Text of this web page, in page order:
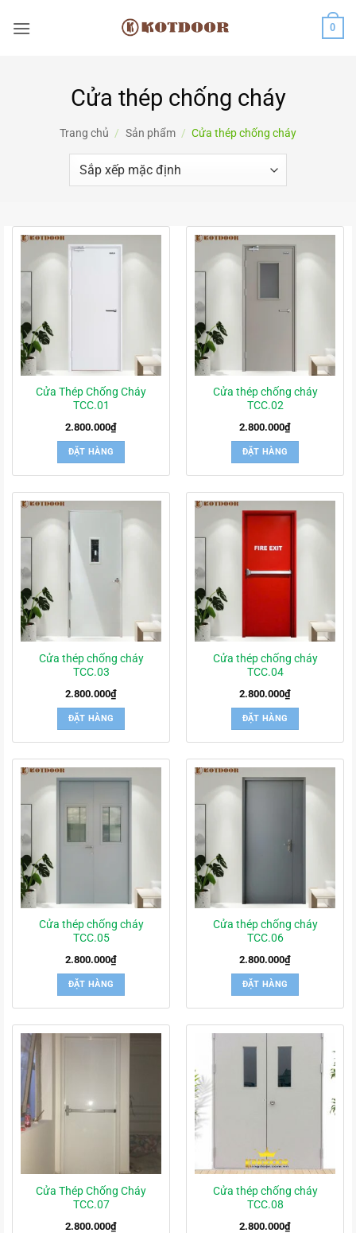
qua
0
Cửa thép chống cháy
Trang chủ / Sản phẩm / Cửa thép chống cháy
Cửa Thép Chống Cháy
TCC.01
2.800.000₫
ĐẶT HÀNG
Cửa thép chống cháy
TCC.02
2.800.000₫
ĐẶT HÀNG
Cửa thép chống cháy
TCC.03
2.800.000₫
ĐẶT HÀNG
Cửa thép chống cháy
TCC.04
2.800.000₫
ĐẶT HÀNG
Cửa thép chống cháy
TCC.05
2.800.000₫
ĐẶT HÀNG
Cửa thép chống cháy
TCC.06
2.800.000₫
ĐẶT HÀNG
Cửa Thép Chống Cháy
TCC.07
2.800.000₫
Cửa thép chống cháy
TCC.08
2.800.000₫